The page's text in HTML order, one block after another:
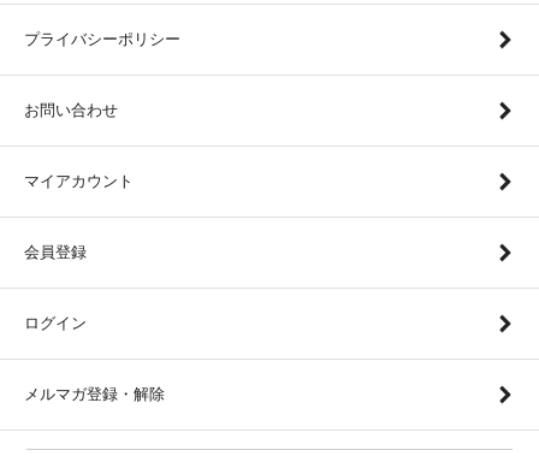
プライバシーポリシー
お問い合わせ
マイアカウント
会員登録
ログイン
メルマガ登録・解除